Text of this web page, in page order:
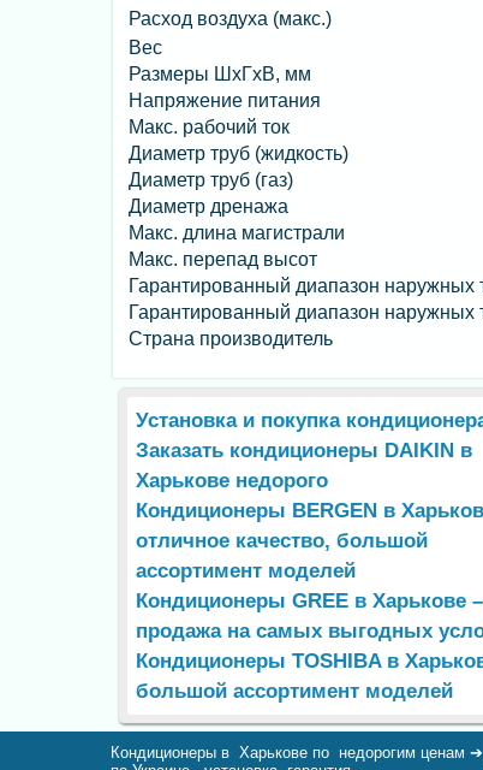
Расход воздуха (макс.)
Вес
Размеры ШхГхВ, мм
Напряжение питания
Макс. рабочий ток
Диаметр труб (жидкость)
Диаметр труб (газ)
Диаметр дренажа
Макс. длина магистрали
Макс. перепад высот
Гарантированный диапазон наружных
Гарантированный диапазон наружных
Страна производитель
Установка и покупка
Заказать кондиционеры DAIKIN в
Харькове недорого
Кондиционеры BERGEN в
отличное качество, большой
ассортимент моделей
Кондиционеры GREE в Харькове –
продажа на самых выгодных
Кондиционеры TOSHIBA в
большой ассортимент моделей
Кондиционеры в Харькове по недорогим ценам